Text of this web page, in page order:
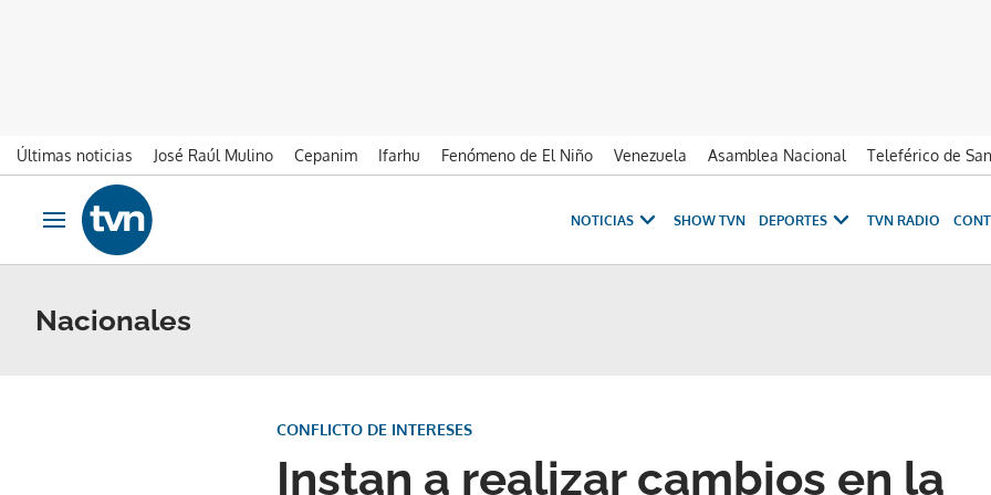
Últimas noticias José Raúl Mulino Cepanim Ifarhu Fenómeno de El Niño Venezuela Asamblea Nacional Teleférico de
Ir al contenido
Obrir navegació
NOTICIAS SHOW TVN DEPORTES TVN RADIO
Nacionales
Instan a realizar cambios en la
CONFLICTO DE INTERESES